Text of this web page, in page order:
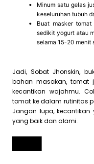
Minum satu gelas
keseluruhan tubuh
Buat masker
sedikit yogurt atau
selama 15-20 menit
Jadi, Sobat Jhonskin,
bahan masakan, tomat
kecantikan wajahmu.
tomat ke dalam rutinitas
Jangan lupa,
yang baik dan alami.